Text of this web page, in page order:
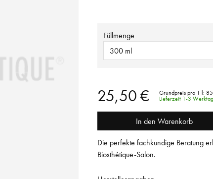
Füllmenge
300 ml
25,50 € Grundpreis pro 1 l:
Lieferzeit 1-3
In den Warenkorb
Die perfekte fachkundige Beratung
Biosthétique-Salon.